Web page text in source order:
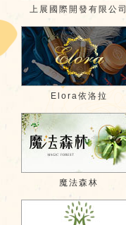
上展國際開發有限公司
Elora依洛拉
魔法森林